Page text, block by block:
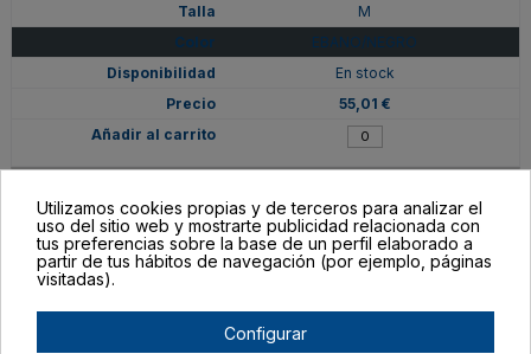
M
EBANO/NEGRO
En stock
55,01 €
Utilizamos cookies propias y de terceros para analizar el
uso del sitio web y mostrarte publicidad relacionada con
tus preferencias sobre la base de un perfil elaborado a
partir de tus hábitos de navegación (por ejemplo, páginas
visitadas).
Configurar